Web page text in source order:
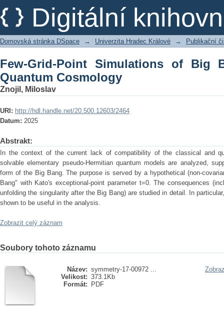
Digitální
Few-Grid-Point Simulations of Big
Domovská stránka DSpace → Univerzita Hradec Králové → Publikační
Few-Grid-Point Simulations of Big
Quantum Cosmology
Znojil, Miloslav
URI: http://hdl.handle.net/20.500.12603/2464
Datum: 2025
Abstrakt:
In the context of the current lack of compatibility of the classical and
solvable elementary pseudo-Hermitian quantum models are analyzed,
form of the Big Bang. The purpose is served by a hypothetical (non-
Bang" with Kato's exceptional-point parameter t=0. The consequences
unfolding the singularity after the Big Bang) are studied in detail. In
shown to be useful in the analysis.
Zobrazit celý záznam
Soubory tohoto záznamu
Název: symmetry-17-00972 ...
Velikost: 373.1Kb
Formát:
PDF